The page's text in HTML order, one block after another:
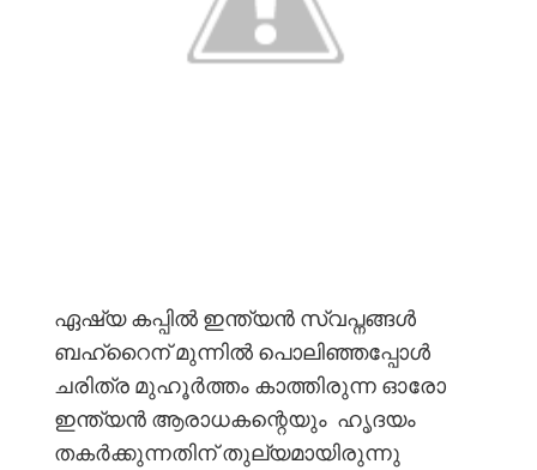
ഏഷ്യ കപ്പിൽ ഇന്ത്യൻ സ്വപ്നങ്ങൾ
ബഹ്റൈന് മുന്നിൽ പൊലിഞ്ഞപ്പോൾ
ചരിത്ര മുഹൂർത്തം കാത്തിരുന്ന ഓരോ
ഇന്ത്യൻ ആരാധകന്റെയും ഹൃദയം
തകർക്കുന്നതിന് തുല്യമായിരുന്നു